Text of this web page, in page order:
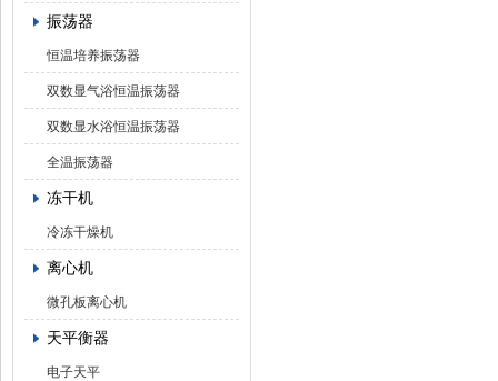
振荡器
恒温培养振荡器
双数显气浴恒温振荡器
双数显水浴恒温振荡器
全温振荡器
冻干机
冷冻干燥机
离心机
微孔板离心机
天平衡器
电子天平